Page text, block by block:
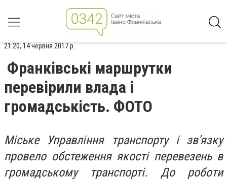
21:20, 14 червня 2017 р.
Франківські маршрутки
перевірили влада і
громадськість. ФОТО
Міське Управління транспорту і зв'язку
провело обстеження якості перевезень в
громадському транспорті. До роботи